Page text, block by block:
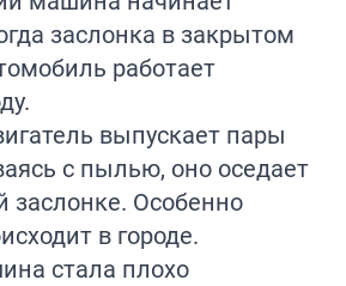
заслонка в закрытом
работает
выпускает пары
с пылью, оно оседает
заслонке. Особенно
в городе.
стала плохо